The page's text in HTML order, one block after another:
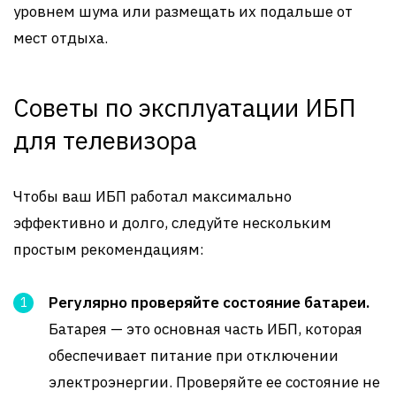
уровнем шума или размещать их подальше от
мест отдыха.
Советы по эксплуатации ИБП
для телевизора
Чтобы ваш ИБП работал максимально
эффективно и долго, следуйте нескольким
простым рекомендациям:
Регулярно проверяйте состояние батареи.
Батарея — это основная часть ИБП, которая
обеспечивает питание при отключении
электроэнергии. Проверяйте ее состояние не